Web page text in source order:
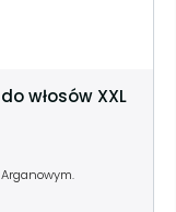
włosów XXL
Arganowym.